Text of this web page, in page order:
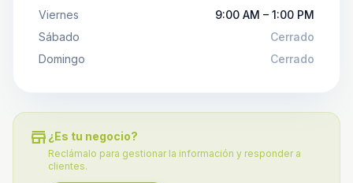
Viernes
9:00 AM – 1:00 PM
Sábado
Cerrado
Domingo
Cerrado
store ¿Es tu negocio?
Reclámalo para gestionar la información y responder a
clientes.